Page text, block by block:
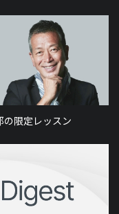
の限定レッスン